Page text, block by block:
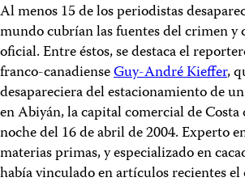
Al menos 15 de los periodistas
mundo cubrían las fuentes del crimen
oficial. Entre éstos, se destaca el
franco-canadienseGuy-André Kieffer,
desapareciera del estacionamiento de
en Abiyán, la capital comercial de
noche del 16 de abril de 2004. Experto
materias primas, y especializado en
había vinculado en artículos recientes